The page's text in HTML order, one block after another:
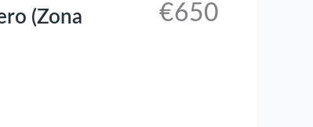
(Zona
€650